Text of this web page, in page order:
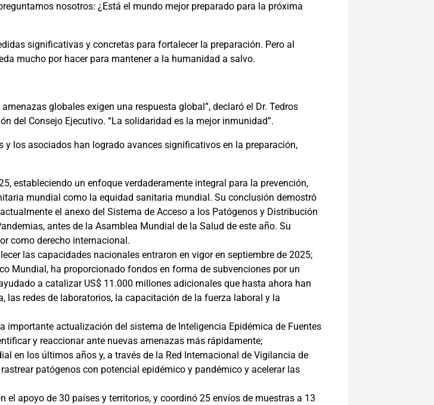
nosotros: ¿Está el mundo mejor preparado para la próxima
significativas y concretas para fortalecer la preparación. Pero al
mucho por hacer para mantener a la humanidad a salvo.
globales exigen una respuesta global”, declaró el Dr. Tedros
del Consejo Ejecutivo. “La solidaridad es la mejor inmunidad”.
y los asociados han logrado avances significativos en la preparación,
estableciendo un enfoque verdaderamente integral para la prevención,
mundial como la equidad sanitaria mundial. Su conclusión demostró
el anexo del Sistema de Acceso a los Patógenos y Distribución
antes de la Asamblea Mundial de la Salud de este año. Su
como derecho internacional.
las capacidades nacionales entraron en vigor en septiembre de 2025;
Mundial, ha proporcionado fondos en forma de subvenciones por un
a catalizar US$ 11.000 millones adicionales que hasta ahora han
redes de laboratorios, la capacitación de la fuerza laboral y la
importante actualización del sistema de Inteligencia Epidémica de Fuentes
y reaccionar ante nuevas amenazas más rápidamente;
en los últimos años y, a través de la Red Internacional de Vigilancia de
patógenos con potencial epidémico y pandémico y acelerar las
apoyo de 30 países y territorios, y coordinó 25 envíos de muestras a 13